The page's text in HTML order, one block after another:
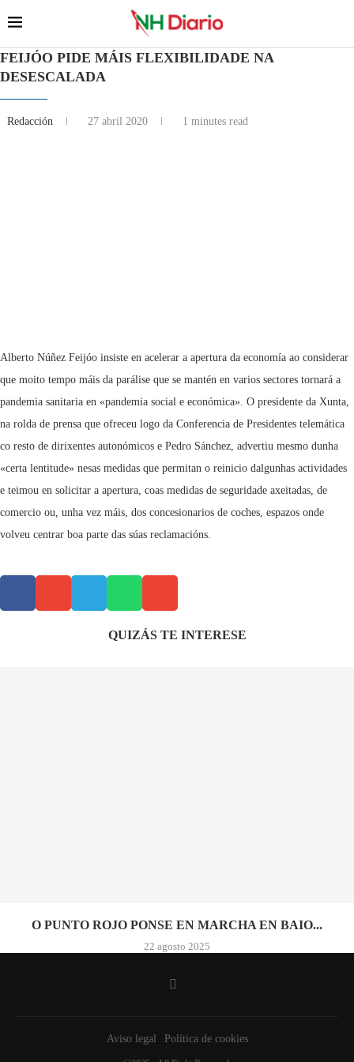
FEIJÓO PIDE MÁIS FLEXIBILIDADE NA
DESESCALADA
Redacción 27 abril 2020 1 minutes read
Alberto Núñez Feijóo insiste en acelerar a apertura da economía ao considerar
que moito tempo máis da parálise que se mantén en varios sectores tornará a
pandemia sanitaria en «pandemia social e económica». O presidente da Xunta,
na rolda de prensa que ofreceu logo da Conferencia de Presidentes telemática
co resto de dirixentes autonómicos e Pedro Sánchez, advertiu mesmo dunha
«certa lentitude» nesas medidas que permitan o reinicio dalgunhas actividades
e teimou en solicitar a apertura, coas medidas de seguridade axeitadas, de
comercio ou, unha vez máis, dos concesionarios de coches, espazos onde
volveu centrar boa parte das súas reclamacións.
QUIZÁS TE INTERESE
O PUNTO ROJO PONSE EN MARCHA EN BAIO...
22 agosto 2025
Aviso legal Política de cookies